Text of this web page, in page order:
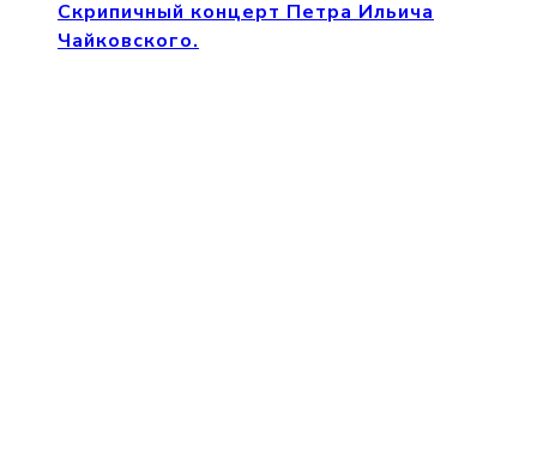
Скрипичный концерт Петра Ильича
Чайковского.